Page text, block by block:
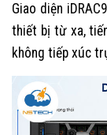
Giao diện
thiết bị từ xa,
không tiếp xúc